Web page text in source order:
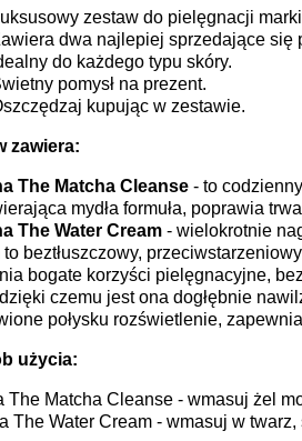
zestaw do pielęgnacji
dwa najlepiej sprzedające się
do każdego typu skóry.
pomysł na prezent.
kupując w zestawie.
zawiera:
The Matcha Cleanse- to
mydła formuła, poprawia
The Water Cream- wielokrotnie
to beztłuszczowy,
bogate korzyści pielęgnacyjne,
czemu jest ona dogłębnie
połysku rozświetlenie,
użycia:
The Matcha Cleanse - wmasuj żel
The Water Cream - wmasuj w